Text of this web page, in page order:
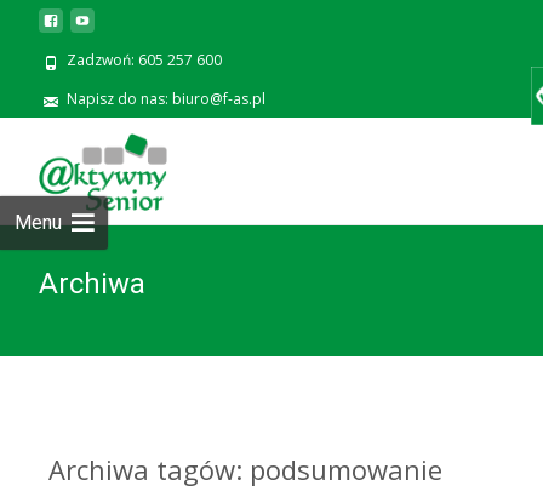
Zadzwoń: 605 257 600
Napisz do nas: biuro@f-as.pl
Menu
Archiwa
Archiwa tagów: podsumowanie